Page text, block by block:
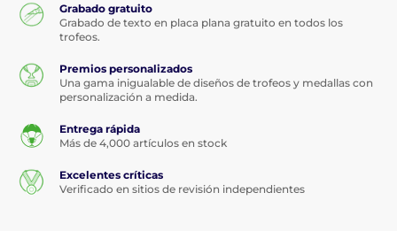
Grabado gratuito
Grabado de texto en placa plana gratuito en todos los
trofeos.
Premios personalizados
Una gama inigualable de diseños de trofeos y medallas con
personalización a medida.
Entrega rápida
Más de 4,000 artículos en stock
Excelentes críticas
Verificado en sitios de revisión independientes